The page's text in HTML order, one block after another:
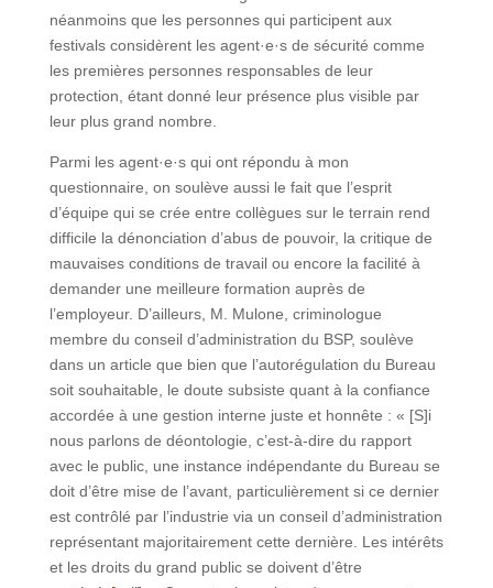
néanmoins que les personnes qui participent aux
festivals considèrent les agent·e·s de sécurité comme
les premières personnes responsables de leur
protection, étant donné leur présence plus visible par
leur plus grand nombre.
Parmi les agent·e·s qui ont répondu à mon
questionnaire, on soulève aussi le fait que l’esprit
d’équipe qui se crée entre collègues sur le terrain rend
difficile la dénonciation d’abus de pouvoir, la critique de
mauvaises conditions de travail ou encore la facilité à
demander une meilleure formation auprès de
l’employeur. D’ailleurs, M. Mulone, criminologue
membre du conseil d’administration du BSP, soulève
dans un article que bien que l’autorégulation du Bureau
soit souhaitable, le doute subsiste quant à la confiance
accordée à une gestion interne juste et honnête : « [S]i
nous parlons de déontologie, c’est-à-dire du rapport
avec le public, une instance indépendante du Bureau se
doit d’être mise de l’avant, particulièrement si ce dernier
est contrôlé par l’industrie via un conseil d’administration
représentant majoritairement cette dernière. Les intérêts
et les droits du grand public se doivent d’être